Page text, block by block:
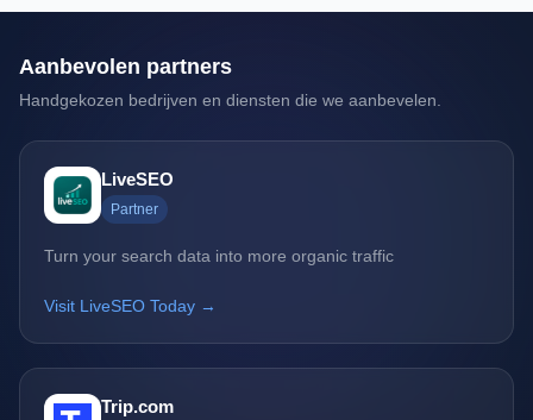
Aanbevolen partners
Handgekozen bedrijven en diensten die we aanbevelen.
LiveSEO
Partner
Turn your search data into more organic traffic
Visit LiveSEO Today →
Trip.com